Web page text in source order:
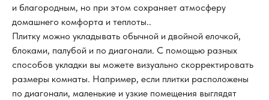
и благородным, но при этом сохраняет атмосферу
домашнего комфорта и теплоты..
Плитку можно укладывать обычной и двойной елочкой,
блоками, палубой и по диагонали. С помощью разных
способов укладки вы можете визуально скорректировать
размеры комнаты. Например, если плитки расположены
по диагонали, маленькие и узкие помещения выглядят